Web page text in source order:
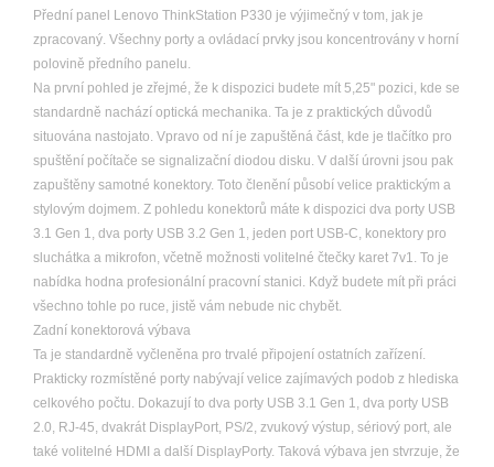
Přední panel Lenovo ThinkStation P330 je výjimečný v tom, jak je
zpracovaný. Všechny porty a ovládací prvky jsou koncentrovány v horní
polovině předního panelu.
Na první pohled je zřejmé, že k dispozici budete mít 5,25" pozici, kde se
standardně nachází optická mechanika. Ta je z praktických důvodů
situována nastojato. Vpravo od ní je zapuštěná část, kde je tlačítko pro
spuštění počítače se signalizační diodou disku. V další úrovni jsou pak
zapuštěny samotné konektory. Toto členění působí velice praktickým a
stylovým dojmem. Z pohledu konektorů máte k dispozici dva porty USB
3.1 Gen 1, dva porty USB 3.2 Gen 1, jeden port USB-C, konektory pro
sluchátka a mikrofon, včetně možnosti volitelné čtečky karet 7v1. To je
nabídka hodna profesionální pracovní stanici. Když budete mít při práci
všechno tohle po ruce, jistě vám nebude nic chybět.
Zadní konektorová výbava
Ta je standardně vyčleněna pro trvalé připojení ostatních zařízení.
Prakticky rozmístěné porty nabývají velice zajímavých podob z hlediska
celkového počtu. Dokazují to dva porty USB 3.1 Gen 1, dva porty USB
2.0, RJ-45, dvakrát DisplayPort, PS/2, zvukový výstup, sériový port, ale
také volitelné HDMI a další DisplayPorty. Taková výbava jen stvrzuje, že